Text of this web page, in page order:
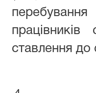
ставлення до